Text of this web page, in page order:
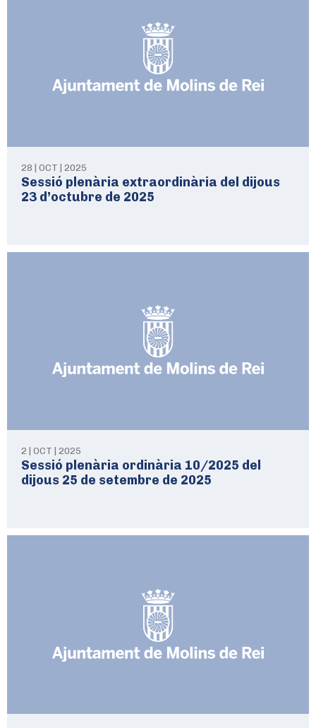
28 | OCT | 2025
Sessió plenària extraordinària del dijous
23 d’octubre de 2025
2 | OCT | 2025
Sessió plenària ordinària 10/2025 del
dijous 25 de setembre de 2025